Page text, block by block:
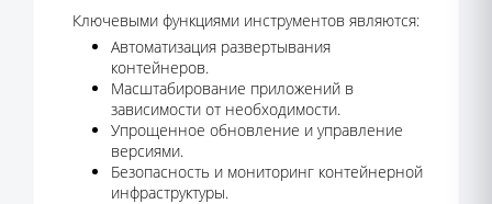
Ключевыми функциями инструментов являются:
Автоматизация развертывания
контейнеров.
Масштабирование приложений в
зависимости от необходимости.
Упрощенное обновление и управление
версиями.
Безопасность и мониторинг контейнерной
инфраструктуры.